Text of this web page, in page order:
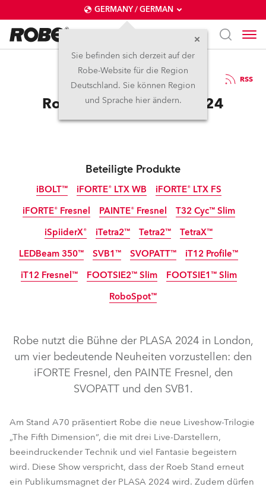
GERMANY / GERMAN
Sie befinden sich derzeit auf der
Robe-Website für die Region
Deutschland. Sie können Region
und Sprache hier ändern.
29.8.2024 RSS
Robe auf der PLASA 2024
Beteiligte Produkte
iBOLT™
iBOLT™
IP65
iFORTE® LTX WB
iFORTE® LTX WB
IP65
iFORTE® LTX FS
iFORTE® LTX FS
IP65
iFORTE® Fresnel
iFORTE® Fresnel
IP65 NEU
PAINTE® Fresnel
PAINTE® Fresnel
NEU
T32 Cyc™ Slim
T32 Cyc™ Slim
iSpiiderX®
iSpiiderX®
IP65
iTetra2™
iTetra2™
IP65
Tetra2™
Tetra2™
TetraX™
TetraX™
LEDBeam 350™ SVB1™ SVOPATT™
LED
iT12 Profile™
IP65 NEU
iT12 Fresnel™
iT12 Fresnel™
FOOTSIE2™ Slim
FOOTSIE2™ Slim
FOOTSIE1™ Slim
FOOTSIE1™ Slim
RoboSpot™
Robe nutzt die Bühne der PLASA 2024 in London,
um vier bedeutende Neuheiten vorzustellen: den
iFORTE Fresnel, den PAINTE Fresnel, den
SVOPATT und den SVB1.
Am Stand A70 präsentiert Robe die neue Liveshow-Trilogie
„The Fifth Dimension“, die mit drei Live-Darstellern,
beeindruckender Technik und viel Fantasie begeistern
wird. Diese Show verspricht, dass der Roeb Stand erneut
ein Publikumsmagnet der PLASA 2024 wird. Zudem dürfen